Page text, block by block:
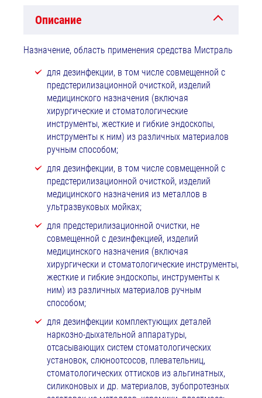
Описание
Назначение, область применения средства Мистраль
для дезинфекции, в том числе совмещенной с
предстерилизационной очисткой, изделий
медицинского назначения (включая
хирургические и стоматологические
инструменты, жесткие и гибкие эндоскопы,
инструменты к ним) из различных материалов
ручным способом;
для дезинфекции, в том числе совмещенной с
предстерилизационной очисткой, изделий
медицинского назначения из металлов в
ультразвуковых мойках;
для предстерилизационной очистки, не
совмещенной с дезинфекцией, изделий
медицинского назначения (включая
хирургически и стоматологические инструменты,
жесткие и гибкие эндоскопы, инструменты к
ним) из различных материалов ручным
способом;
для дезинфекции комплектующих деталей
наркозно-дыхательной аппаратуры,
отсасывающих систем стоматологических
установок, слюноотсосов, плевательниц,
стоматологических оттисков из альгинатных,
силиконовых и др. материалов, зубопротезных